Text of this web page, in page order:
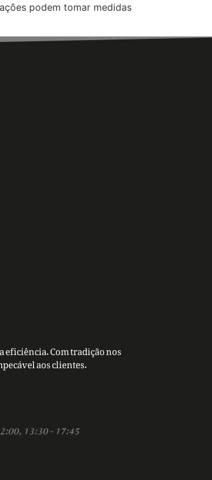
podem tomar medidas
Com tradição nos
aos clientes.
13:30 - 17:45